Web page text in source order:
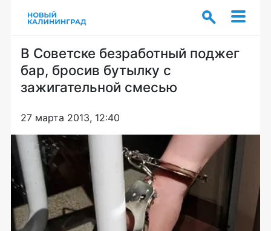
В Советске безработный поджег
бар, бросив бутылку с
зажигательной смесью
27 марта 2013, 12:40